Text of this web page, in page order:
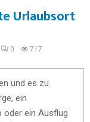
Urlaubsort
0 717
und es zu
ein
oder ein Ausflug